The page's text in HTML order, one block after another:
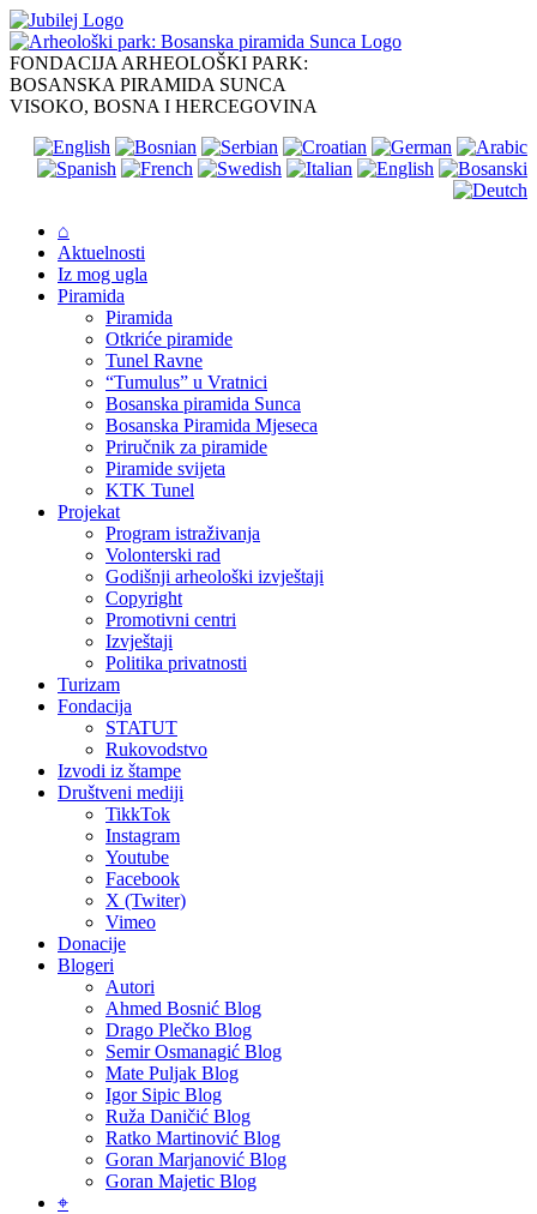
Skip
to
content
FONDACIJA ARHEOLOŠKI PARK:
BOSANSKA PIRAMIDA SUNCA
VISOKO, BOSNA I HERCEGOVINA
⌂
Aktuelnosti
Iz mog ugla
Piramida
Piramida
Otkriće piramide
Tunel Ravne
“Tumulus” u Vratnici
Bosanska piramida Sunca
Bosanska Piramida Mjeseca
Priručnik za piramide
Piramide svijeta
KTK Tunel
Projekat
Program istraživanja
Volonterski rad
Godišnji arheološki izvještaji
Copyright
Promotivni centri
Izvještaji
Politika privatnosti
Turizam
Fondacija
STATUT
Rukovodstvo
Izvodi iz štampe
Društveni mediji
TikkTok
Instagram
Youtube
Facebook
X (Twiter)
Vimeo
Donacije
Blogeri
Autori
Ahmed Bosnić Blog
Drago Plečko Blog
Semir Osmanagić Blog
Mate Puljak Blog
Igor Sipic Blog
Ruža Daničić Blog
Ratko Martinović Blog
Goran Marjanović Blog
Goran Majetic Blog
⌖